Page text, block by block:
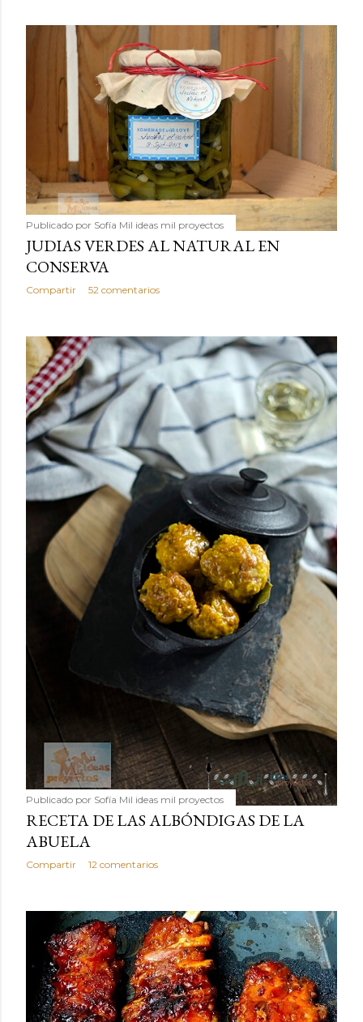
Publicado por Sofía Mil ideas mil proyectos
JUDIAS VERDES AL NATURAL EN
CONSERVA
Compartir 52 comentarios
Publicado por Sofía Mil ideas mil proyectos
RECETA DE LAS ALBÓNDIGAS DE LA
ABUELA
Compartir 12 comentarios